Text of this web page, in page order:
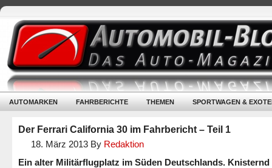
AUTOMARKEN FAHRBERICHTE THEMEN SPORTWAGEN &
Der Ferrari California 30 im Fahrbericht – Teil 1
18. März 2013 By Redaktion
Ein alter Militärflugplatz im Süden Deutschlands. Knisternd